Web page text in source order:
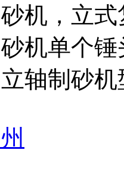
机，立
机单个
轴制砂